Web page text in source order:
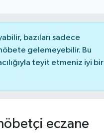
bazıları sadece
gelemeyebilir. Bu
teyit etmeniz iyi bir
eczane